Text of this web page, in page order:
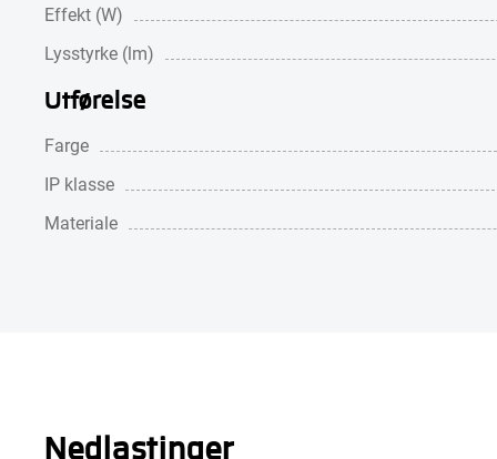
Effekt (W)
Lysstyrke (lm)
Utførelse
Farge
IP klasse
Materiale
Nedlastinger